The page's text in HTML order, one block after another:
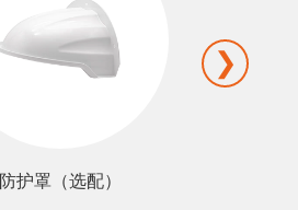
充电器（标配）
❯